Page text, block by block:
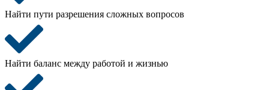
Найти пути разрешения сложных вопросов
Найти баланс между работой и жизнью